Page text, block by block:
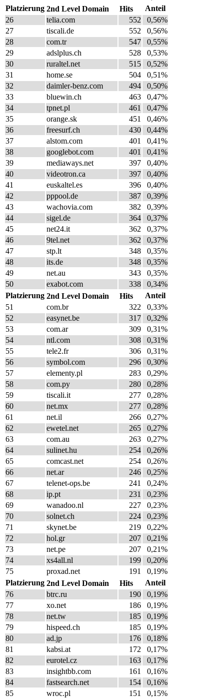
Platzierung 2nd Level Domain Hits
Anteil
26
telia.com 552
0,56%
27
tiscali.de 552
0,56%
28
com.tr 547
0,55%
29
adslplus.ch 528
0,53%
30
ruraltel.net 515
0,52%
31
home.se 504
0,51%
32
daimler-benz.com 494
0,50%
33
bluewin.ch 463
0,47%
34
tpnet.pl 461
0,47%
35
orange.sk 451
0,46%
36
freesurf.ch 430
0,44%
37
alstom.com 401
0,41%
38
googlebot.com 401
0,41%
39
mediaways.net 397
0,40%
40
videotron.ca 397
0,40%
41
euskaltel.es 396
0,40%
42
pppool.de 387
0,39%
43
wachovia.com 382
0,39%
44
sigel.de 364
0,37%
45
net24.it 362
0,37%
46
9tel.net 362
0,37%
47
stp.lt 348
0,35%
48
its.de 348
0,35%
49
net.au 343
0,35%
50
exabot.com 338
0,34%
Platzierung 2nd Level Domain Hits
Anteil
51
com.br 322
0,33%
52
easynet.be 317
0,32%
53
com.ar 309
0,31%
54
ntl.com 308
0,31%
55
tele2.fr 306
0,31%
56
symbol.com 296
0,30%
57
elementy.pl 283
0,29%
58
com.py 280
0,28%
59
tiscali.it 277
0,28%
60
net.mx 277
0,28%
61
net.il 266
0,27%
62
ewetel.net 265
0,27%
63
com.au 263
0,27%
64
sulinet.hu 254
0,26%
65
comcast.net 254
0,26%
66
net.ar 246
0,25%
67
telenet-ops.be 241
0,24%
68
ip.pt 231
0,23%
69
wanadoo.nl 227
0,23%
70
solnet.ch 224
0,23%
71
skynet.be 219
0,22%
72
hol.gr 207
0,21%
73
net.pe 207
0,21%
74
xs4all.nl 199
0,20%
75
proxad.net 191
0,19%
Platzierung 2nd Level Domain Hits
Anteil
76
btrc.ru 190
0,19%
77
xo.net 186
0,19%
78
net.tw 185
0,19%
79
hispeed.ch 185
0,19%
80
ad.jp 176
0,18%
81
kabsi.at 172
0,17%
82
eurotel.cz 163
0,17%
83
insightbb.com 161
0,16%
84
fastsearch.net 154
0,16%
85
wroc.pl 151
0,15%